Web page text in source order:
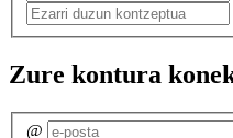
Zure kontura
@